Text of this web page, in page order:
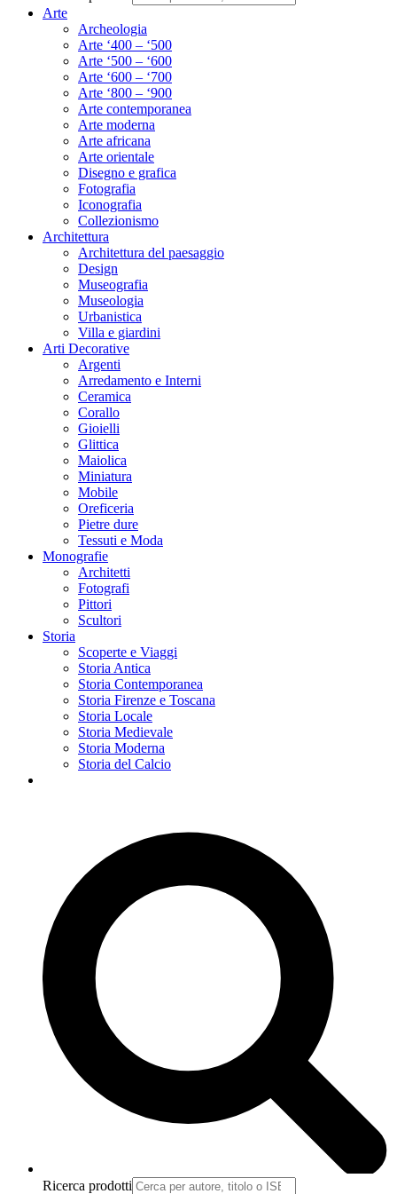
Arte
Archeologia
Arte ‘400 – ‘500
Arte ‘500 – ‘600
Arte ‘600 – ‘700
Arte ‘800 – ‘900
Arte contemporanea
Arte moderna
Arte africana
Arte orientale
Disegno e grafica
Fotografia
Iconografia
Collezionismo
Architettura
Architettura del paesaggio
Design
Museografia
Museologia
Urbanistica
Villa e giardini
Arti Decorative
Argenti
Arredamento e Interni
Ceramica
Corallo
Gioielli
Glittica
Maiolica
Miniatura
Mobile
Oreficeria
Pietre dure
Tessuti e Moda
Monografie
Architetti
Fotografi
Pittori
Scultori
Storia
Scoperte e Viaggi
Storia Antica
Storia Contemporanea
Storia Firenze e Toscana
Storia Locale
Storia Medievale
Storia Moderna
Storia del Calcio
Ricerca prodotti